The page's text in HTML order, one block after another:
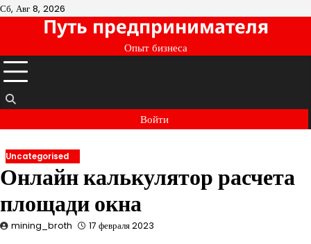
Перейти
содержимому
Сб, Авг 8, 2026
Путь предпринимателя
Опыт бизнеса
Войти
Uncategorised
Онлайн калькулятор расчета
площади окна
mining_broth 17 февраля 2023